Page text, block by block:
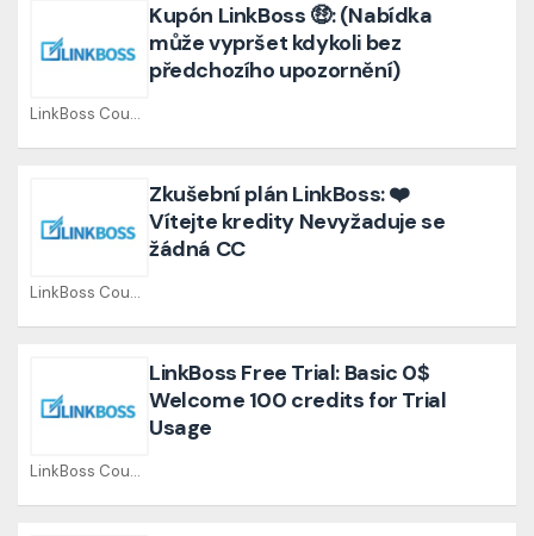
LinkBoss Coupons
Kupón LinkBoss 🤑: (Nabídka
může vypršet kdykoli bez
předchozího upozornění)
LinkBoss Coupons
Zkušební plán LinkBoss: ❤️
Vítejte kredity Nevyžaduje se
žádná CC
LinkBoss Coupons
LinkBoss Free Trial: Basic 0$
Welcome 100 credits for Trial
Usage